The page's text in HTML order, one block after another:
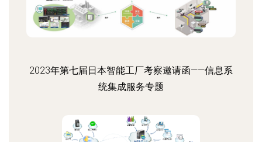
2023年第七届日本智能工厂考察邀请函——信息系
统集成服务专题